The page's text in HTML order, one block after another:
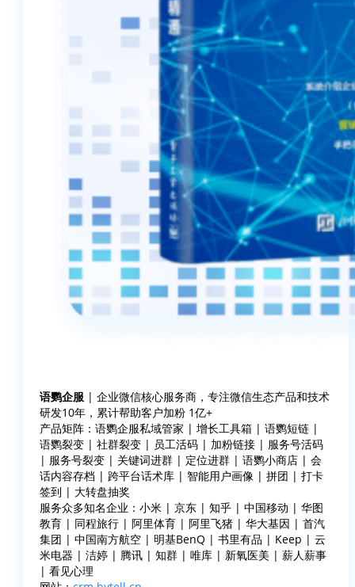
语鹦企服 | 企业微信核心服务商，专注微信生态产品和技术
研发10年，累计帮助客户加粉 1亿+
产品矩阵：语鹦企服私域管家 | 增长工具箱 | 语鹦短链 |
语鹦裂变 | 社群裂变 | 员工活码 | 加粉链接 | 服务号活码
| 服务号裂变 | 关键词进群 | 定位进群 | 语鹦小商店 | 会
话内容存档 | 跨平台话术库 | 智能用户画像 | 拼团 | 打卡
签到 | 大转盘抽奖
服务众多知名企业：小米 | 京东 | 知乎 | 中国移动 | 华图
教育 | 同程旅行 | 阿里体育 | 阿里飞猪 | 华大基因 | 首汽
集团 | 中国南方航空 | 明基BenQ | 书里有品 | Keep | 云
米电器 | 洁婷 | 腾讯 | 知群 | 唯库 | 新氧医美 | 薪人薪事
| 看见心理